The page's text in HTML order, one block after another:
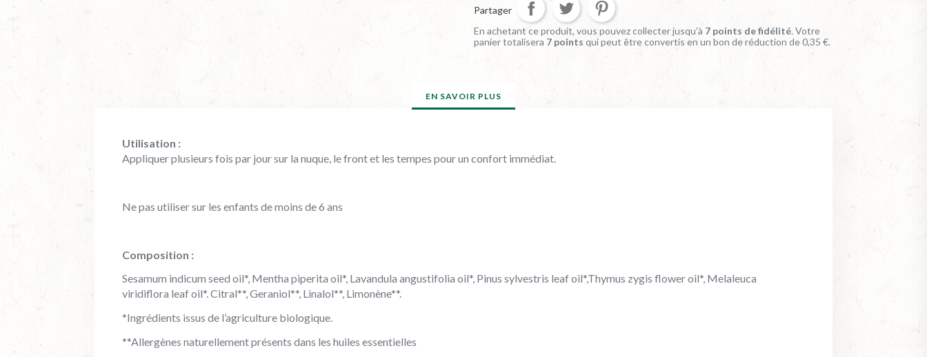
Partager
En achetant ce produit, vous pouvez collecter jusqu'à 7 points de fidélité. Votre
panier totalisera 7 points qui peut être convertis en un bon de réduction de0,35 €.
EN SAVOIR PLUS
Utilisation :
Appliquer plusieurs fois par jour sur la nuque, le front et les tempes pour un confort immédiat.
Ne pas utiliser sur les enfants de moins de 6 ans
Composition :
Sesamum indicum seed oil*, Mentha piperita oil*, Lavandula angustifolia oil*, Pinus sylvestris leaf oil*,Thymus zygis flower oil*, Melaleuca
viridiflora leaf oil*. Citral**, Geraniol**, Linalol**, Limonène**.
*Ingrédients issus de l’agriculture biologique.
**Allergènes naturellement présents dans les huiles essentielles